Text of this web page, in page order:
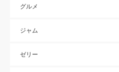
グルメ
ジャム
ゼリー